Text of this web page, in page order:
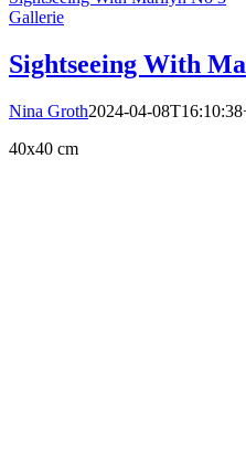
Gallerie
Sightseeing With
Nina Groth2024-04-
40x40 cm